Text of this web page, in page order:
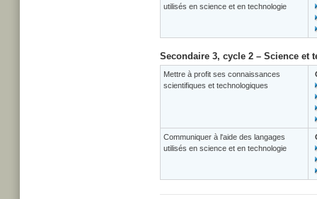
utilisés en science et en technologie
Secondaire 3, cycle 2 – Science et
Mettre à profit ses connaissances
scientifiques et technologiques
Communiquer à l'aide des langages
utilisés en science et en technologie